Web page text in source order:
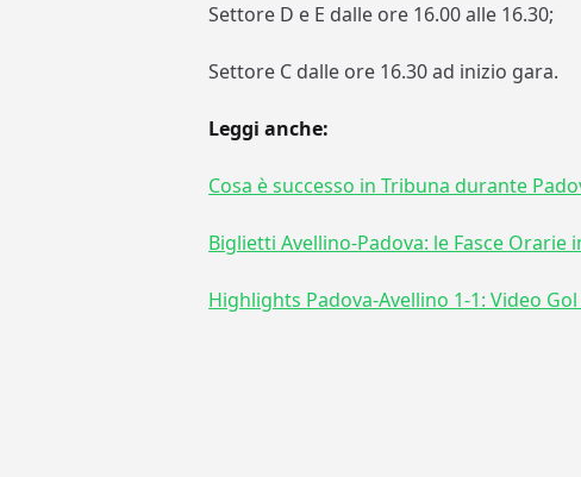
Settore D e E dalle ore 16.00 alle 16.30;
Settore C dalle ore 16.30 ad inizio gara.
Leggi anche:
Cosa è successo in Tribuna durante
Biglietti Avellino-Padova: le Fasce
Highlights Padova-Avellino 1-1: Video